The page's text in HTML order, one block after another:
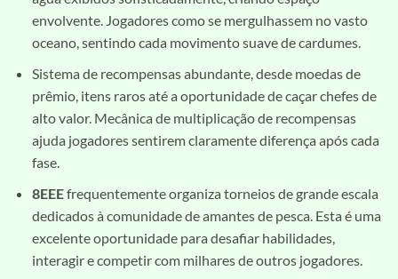
envolvente. Jogadores como se mergulhassem no vasto
oceano, sentindo cada movimento suave de cardumes.
Sistema de recompensas abundante, desde moedas de
prêmio, itens raros até a oportunidade de caçar chefes de
alto valor. Mecânica de multiplicação de recompensas
ajuda jogadores sentirem claramente diferença após cada
fase.
8EEEfrequentemente organiza torneios de grande escala
dedicados à comunidade de amantes de pesca. Esta é uma
excelente oportunidade para desafiar habilidades,
interagir e competir com milhares de outros jogadores.